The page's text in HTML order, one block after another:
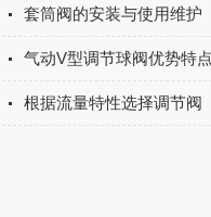
套筒阀的安装与使用维护
气动V型调节球阀优势特点
根据流量特性选择调节阀